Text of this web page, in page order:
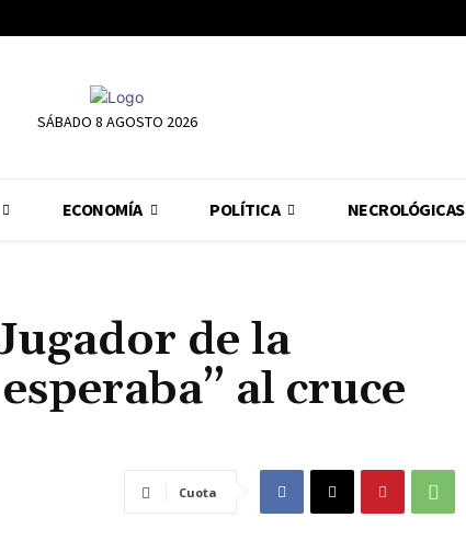
SÁBADO 8 AGOSTO 2026
ECONOMÍA POLÍTICA NECROLÓGICAS
de la
al cruce
Cuota